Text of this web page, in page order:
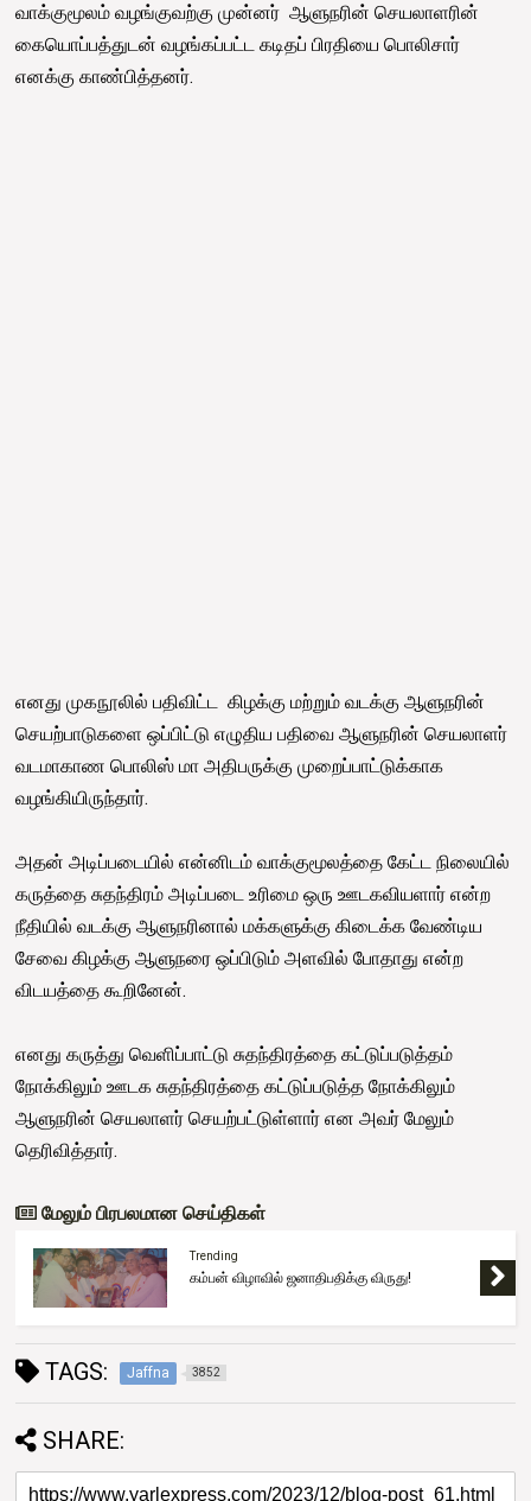
வாக்குமூலம் வழங்குவற்கு முன்னர் ஆளுநரின் செயலாளரின்
கையொப்பத்துடன் வழங்கப்பட்ட கடிதப் பிரதியை பொலிசார்
எனக்கு காண்பித்தனர்.
எனது முகநூலில் பதிவிட்ட கிழக்கு மற்றும் வடக்கு ஆளுநரின்
செயற்பாடுகளை ஒப்பிட்டு எழுதிய பதிவை ஆளுநரின் செயலாளர்
வடமாகாண பொலிஸ் மா அதிபருக்கு முறைப்பாட்டுக்காக
வழங்கியிருந்தார்.
அதன் அடிப்படையில் என்னிடம் வாக்குமூலத்தை கேட்ட நிலையில்
கருத்தை சுதந்திரம் அடிப்படை உரிமை ஒரு ஊடகவியளார் என்ற
நீதியில் வடக்கு ஆளுநரினால் மக்களுக்கு கிடைக்க வேண்டிய
சேவை கிழக்கு ஆளுநரை ஒப்பிடும் அளவில் போதாது என்ற
விடயத்தை கூறினேன்.
எனது கருத்து வெளிப்பாட்டு சுதந்திரத்தை கட்டுப்படுத்தம்
நோக்கிலும் ஊடக சுதந்திரத்தை கட்டுப்படுத்த நோக்கிலும்
ஆளுநரின் செயலாளர் செயற்பட்டுள்ளார் என அவர் மேலும்
தெரிவித்தார்.
மேலும் பிரபலமான செய்திகள்
ஒடுக்குமுறைக்கு எதிரான ஆட்சிக்காக
TAGS: Jaffna 3852
SHARE: